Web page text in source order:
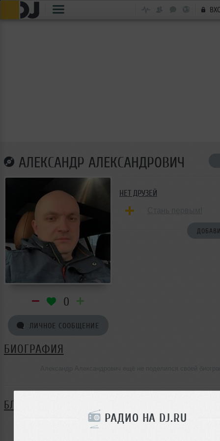
РАДИО НА DJ.RU
АЛЕКСАНДР АЛЕКСАНДРОВИЧ
0
ЛИЧНОЕ СООБЩЕНИЕ
НЕТ ДРУЗЕЙ
БИОГРАФИЯ
БЛОГ